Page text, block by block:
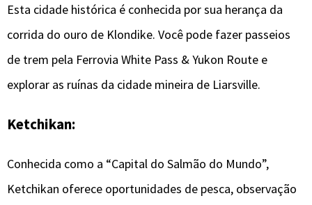
Esta cidade histórica é conhecida por sua herança da
corrida do ouro de Klondike. Você pode fazer passeios
de trem pela Ferrovia White Pass & Yukon Route e
explorar as ruínas da cidade mineira de Liarsville.
Ketchikan:
Conhecida como a “Capital do Salmão do Mundo”,
Ketchikan oferece oportunidades de pesca, observação